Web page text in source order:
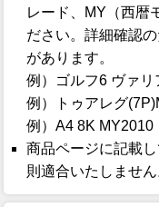
レード、MY（西暦
ださい。詳細確認
があります。
例）ゴルフ6 ヴァ
例）トゥアレグ
例）A4 8K MY2010
商品ページに記載
則適合いたしません